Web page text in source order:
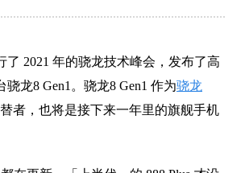
了 2021 年的骁龙技术峰会，发布了高
龙8 Gen1。骁龙8 Gen1 作为骁龙
替者，也将是接下来一年里的旗舰手机